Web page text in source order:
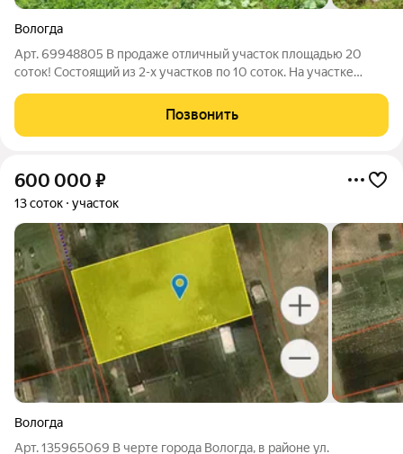
Вологда
Арт. 69948805 В продаже отличный участок площадью 20
соток! Состоящий из 2-х участков по 10 соток. На участке
ленточный, Крыша - металло - черепица. Жилой дом (утеплен),
обшит сайдингом, сделана
Позвонить
600 000 ₽
13 соток участок
Вологда
Арт. 135965069 В черте города Вологда, в районе ул.